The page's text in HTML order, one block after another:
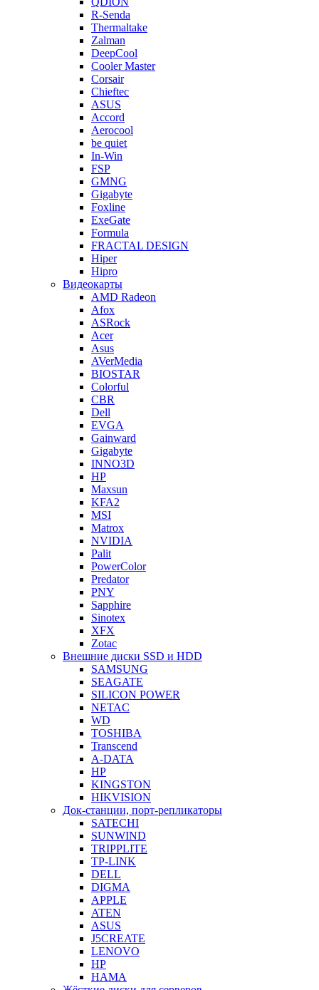
R-Senda
Thermaltake
Zalman
DeepCool
Cooler Master
Corsair
Chieftec
ASUS
Accord
Aerocool
be quiet
In-Win
FSP
GMNG
Gigabyte
Foxline
ExeGate
Formula
FRACTAL DESIGN
Hiper
Hipro
Видеокарты
AMD Radeon
Afox
ASRock
Acer
Asus
AVerMedia
BIOSTAR
Colorful
CBR
Dell
EVGA
Gainward
Gigabyte
INNO3D
HP
Maxsun
KFA2
MSI
Matrox
NVIDIA
Palit
PowerColor
Predator
PNY
Sapphire
Sinotex
XFX
Zotac
Внешние диски SSD и HDD
SAMSUNG
SEAGATE
SILICON POWER
NETAC
WD
TOSHIBA
Transcend
A-DATA
HP
KINGSTON
HIKVISION
Док-станции, порт-репликаторы
SATECHI
SUNWIND
TRIPPLITE
TP-LINK
DELL
DIGMA
APPLE
ATEN
ASUS
J5CREATE
LENOVO
HP
HAMA